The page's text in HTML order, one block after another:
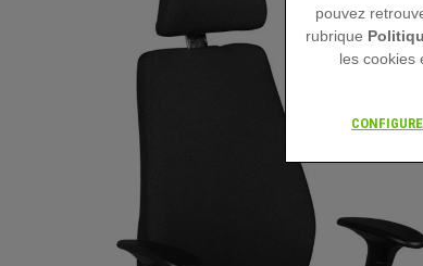
pouvez
rubrique
les cookies